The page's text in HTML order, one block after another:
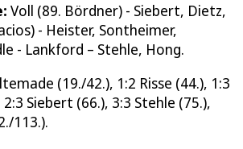
Voll (89. Bördner) - Siebert, Dietz,
- Heister, Sontheimer,
- Lankford – Stehle, Hong.
(19./42.), 1:2 Risse (44.), 1:3
Siebert (66.), 3:3 Stehle (75.),
113.).